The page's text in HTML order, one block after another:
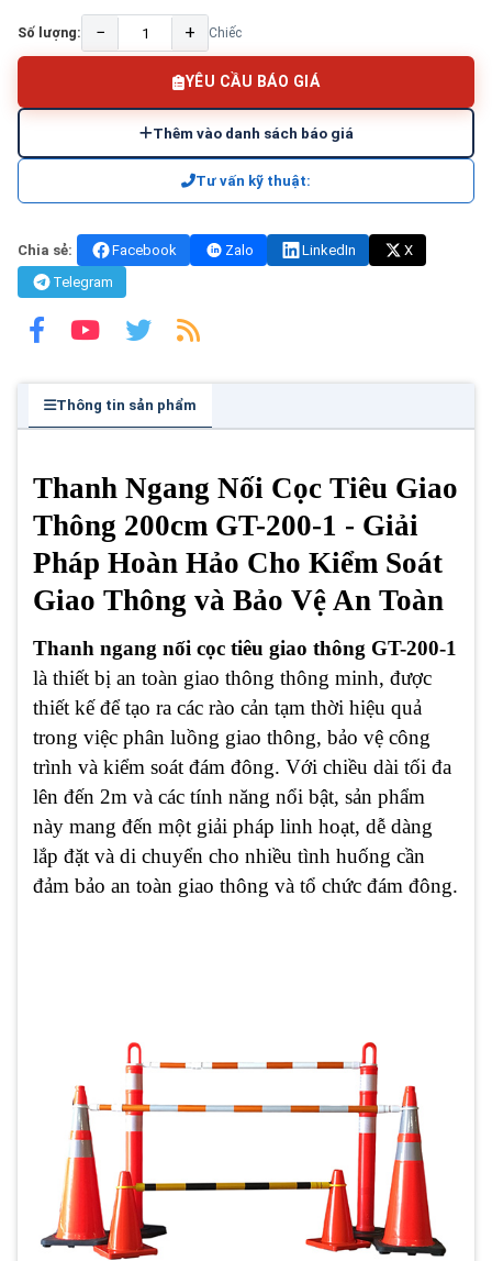
Số lượng: − + Chiếc
YÊU CẦU BÁO GIÁ
Thêm vào danh sách báo giá
Tư vấn kỹ thuật:
Chia sẻ: Facebook Zalo LinkedIn
X
Telegram
Thông tin sản phẩm
Thanh Ngang Nối Cọc Tiêu Giao
Thông 200cm GT-200-1 - Giải
Pháp Hoàn Hảo Cho Kiểm Soát
Giao Thông và Bảo Vệ An Toàn
Thanh ngang nối cọc tiêu giao thông GT-200-1
là thiết bị an toàn giao thông thông minh, được
thiết kế để tạo ra các rào cản tạm thời hiệu quả
trong việc phân luồng giao thông, bảo vệ công
trình và kiểm soát đám đông. Với chiều dài tối đa
lên đến 2m và các tính năng nổi bật, sản phẩm
này mang đến một giải pháp linh hoạt, dễ dàng
lắp đặt và di chuyển cho nhiều tình huống cần
đảm bảo an toàn giao thông và tổ chức đám đông.